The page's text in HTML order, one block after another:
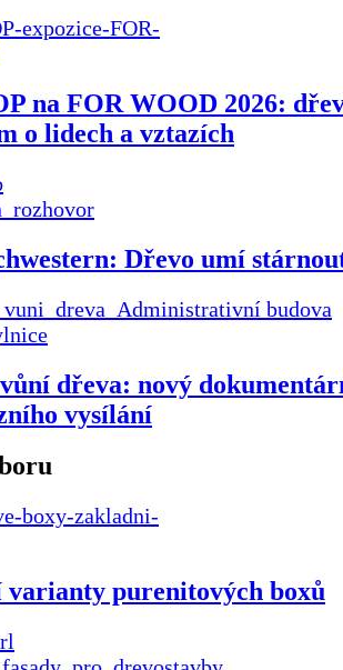
na FOR WOOD 2026:
o lidech a vztazích
Dřevo umí
vůní dřeva: nový
vysílání
varianty purenitových boxů